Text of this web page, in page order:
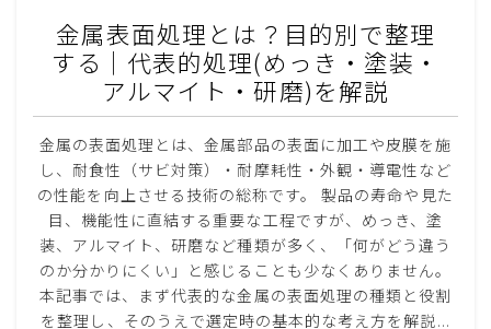
金属表面処理とは？目的別で整理
する｜代表的処理(めっき・塗装・
アルマイト・研磨)を解説
金属の表面処理とは、金属部品の表面に加工や皮膜を施
し、耐食性（サビ対策）・耐摩耗性・外観・導電性など
の性能を向上させる技術の総称です。 製品の寿命や見た
目、機能性に直結する重要な工程ですが、めっき、塗
装、アルマイト、研磨など種類が多く、「何がどう違う
のか分かりにくい」と感じることも少なくありません。
本記事では、まず代表的な金属の表面処理の種類と役割
を整理し、そのうえで選定時の基本的な考え方を解説...